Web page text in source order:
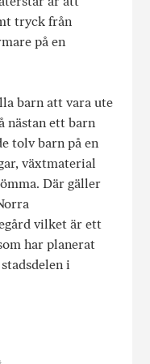
tryck från
på en
barn att vara ute
nästan ett barn
tolv barn på en
växtmaterial
Där gäller
vilket är ett
har planerat
i